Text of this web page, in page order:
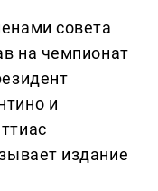
совета
на чемпионат
и
издание